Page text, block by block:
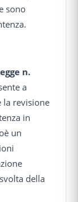
sono
n.
a
la revisione
in
un
della